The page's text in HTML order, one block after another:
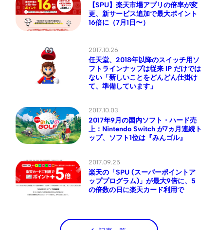
【SPU】楽天市場アプリの倍率が変
更、新サービス追加で最大ポイント
16倍に（7月1日〜）
2017.10.26
任天堂、2018年以降のスイッチ用ソ
フトラインナップは従来 IP だけでは
ない「新しいことをどんどん仕掛け
て、準備しています」
2017.10.03
2017年9月の国内ソフト・ハード売
上：Nintendo Switch が7ヵ月連続ト
ップ、ソフト1位は『みんゴル』
2017.09.25
楽天の「SPU (スーパーポイントア
ッププログラム)」が最大9倍に、5
の倍数の日に楽天カード利用で